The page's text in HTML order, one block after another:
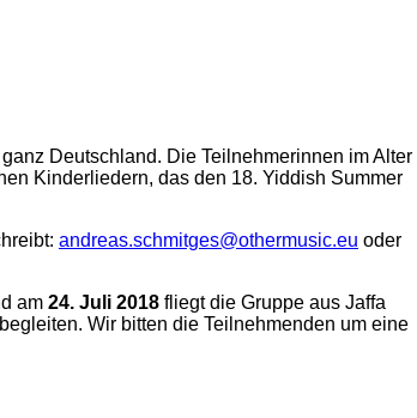
Deutschland. Die Teilnehmerinnen im Alter
Kinderliedern, das den 18. Yiddish Summer
andreas.schmitges@othermusic.eu oder
am 24. Juli 2018 fliegt die Gruppe aus Jaffa
Wir bitten die Teilnehmenden um eine